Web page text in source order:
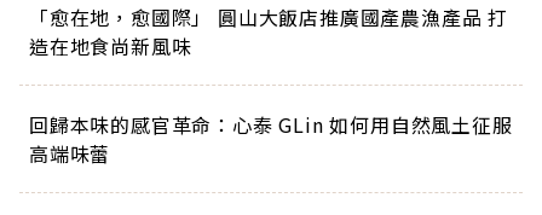
「愈在地，愈國際」 圓山大飯店推廣國產農漁產品 打
造在地食尚新風味
回歸本味的感官革命：心泰 GLin 如何用自然風土征服
高端味蕾